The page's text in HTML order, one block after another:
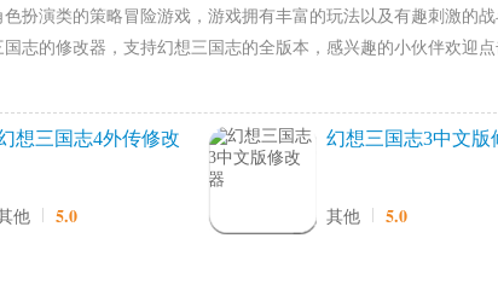
扮演类的策略冒险游戏，游戏拥有丰富的玩法以及有趣刺激的
志的修改器，支持幻想三国志的全版本，感兴趣的小伙伴欢迎
想三国志4外传修改
他 5.0
幻想三国志3中文版
其他 5.0